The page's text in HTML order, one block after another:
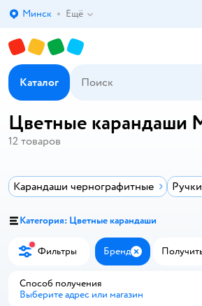
Выбор адреса доставки.
Минск Ещё
Каталог
Цветные карандаши
12 товаров
Карандаши чернографитные
Категория: Цветные карандаши
Фильтры Бренд Закрыть
Способ получения
Выберите адрес или магазин